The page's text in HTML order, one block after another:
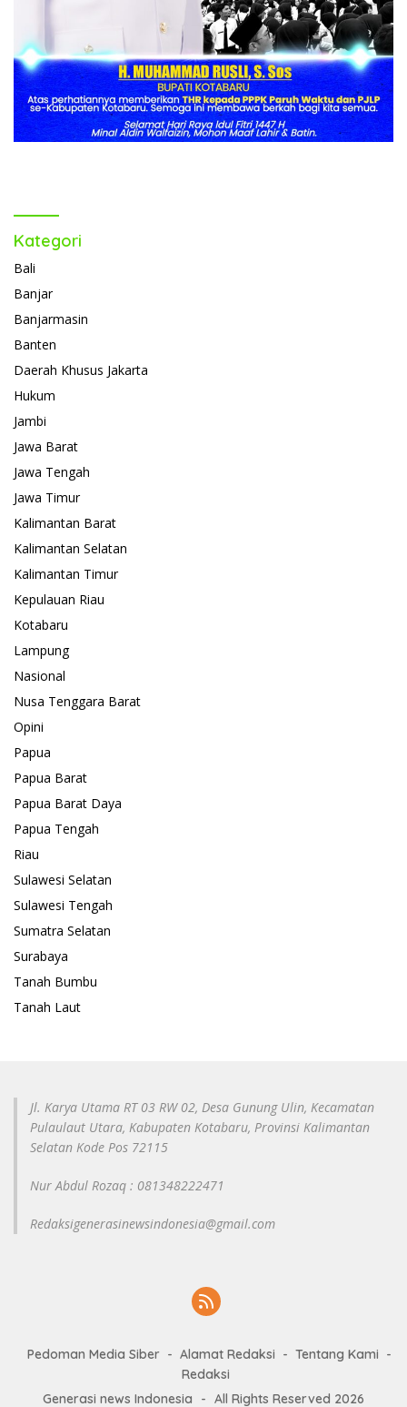
Kategori
Bali
Banjar
Banjarmasin
Banten
Daerah Khusus Jakarta
Hukum
Jambi
Jawa Barat
Jawa Tengah
Jawa Timur
Kalimantan Barat
Kalimantan Selatan
Kalimantan Timur
Kepulauan Riau
Kotabaru
Lampung
Nasional
Nusa Tenggara Barat
Opini
Papua
Papua Barat
Papua Barat Daya
Papua Tengah
Riau
Sulawesi Selatan
Sulawesi Tengah
Sumatra Selatan
Surabaya
Tanah Bumbu
Tanah Laut
Jl. Karya Utama RT 03 RW 02, Desa Gunung Ulin, Kecamatan
Pulaulaut Utara, Kabupaten Kotabaru, Provinsi Kalimantan
Selatan Kode Pos 72115
Nur Abdul Rozaq : 081348222471
Redaksigenerasinewsindonesia@gmail.com
Pedoman Media Siber Alamat Redaksi
Tentang Kami
Redaksi
Generasi news Indonesia
- All Rights Reserved 2026